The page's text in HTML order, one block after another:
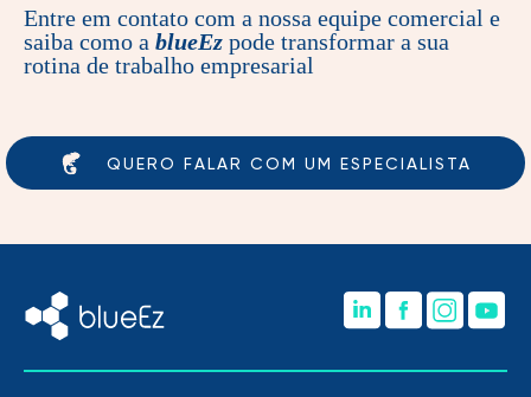
Entre em contato com a nossa equipe comercial e
saiba como a blueEz pode transformar a sua
rotina de trabalho empresarial
QUERO FALAR COM UM ESPECIALISTA